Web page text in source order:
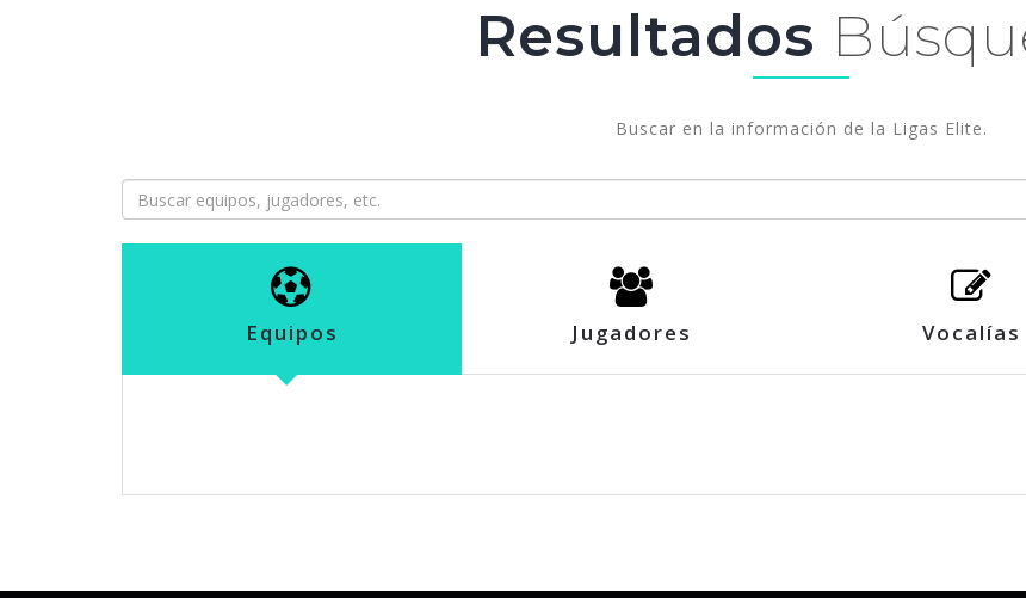
Resultados
Buscar en la información de la Ligas Elite.
Equipos Jugadores Vocalías